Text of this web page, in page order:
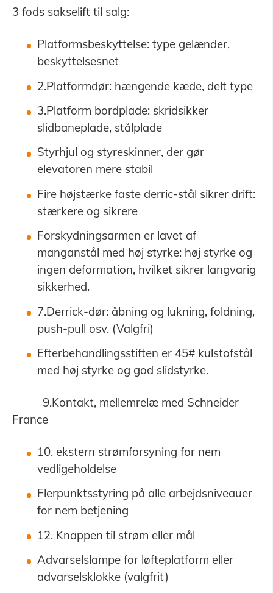
3 fods sakselift til salg:
Platformsbeskyttelse: type gelænder,
beskyttelsesnet
2.Platformdør: hængende kæde, delt type
3.Platform bordplade: skridsikker
slidbaneplade, stålplade
Styrhjul og styreskinner, der gør
elevatoren mere stabil
Fire højstærke faste derric-stål sikrer drift:
stærkere og sikrere
Forskydningsarmen er lavet af
manganstål med høj styrke: høj styrke og
ingen deformation, hvilket sikrer langvarig
sikkerhed.
7.Derrick-dør: åbning og lukning, foldning,
push-pull osv. (Valgfri)
Efterbehandlingsstiften er 45# kulstofstål
med høj styrke og god slidstyrke.
9.Kontakt, mellemrelæ med Schneider
France
10. ekstern strømforsyning for nem
vedligeholdelse
Flerpunktsstyring på alle arbejdsniveauer
for nem betjening
12. Knappen til strøm eller mål
Advarselslampe for løfteplatform eller
advarselsklokke (valgfrit)